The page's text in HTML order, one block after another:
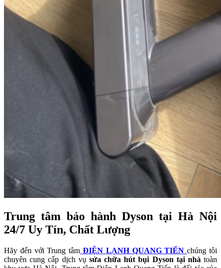
Trung tâm bảo hành Dyson tại Hà Nội
24/7 Uy Tín, Chất Lượng
Hãy đến với Trung tâm ĐIỆN LẠNH QUANG TIẾNchúng tôi
chuyên cung cấp dịch vụ sửa chữa hút bụi Dyson tại nhà toàn